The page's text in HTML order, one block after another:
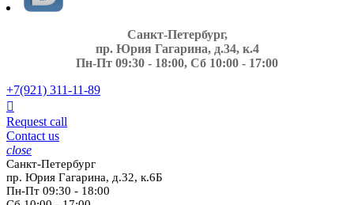
Санкт-Петербург,
пр. Юрия Гагарина, д.34, к.4
Пн-Пт 09:30 - 18:00, Сб 10:00 - 17:00
+7(921) 311-11-89

Request call
Contact us
close
Санкт-Петербург
пр. Юрия Гагарина, д.32, к.6Б
Пн-Пт 09:30 - 18:00